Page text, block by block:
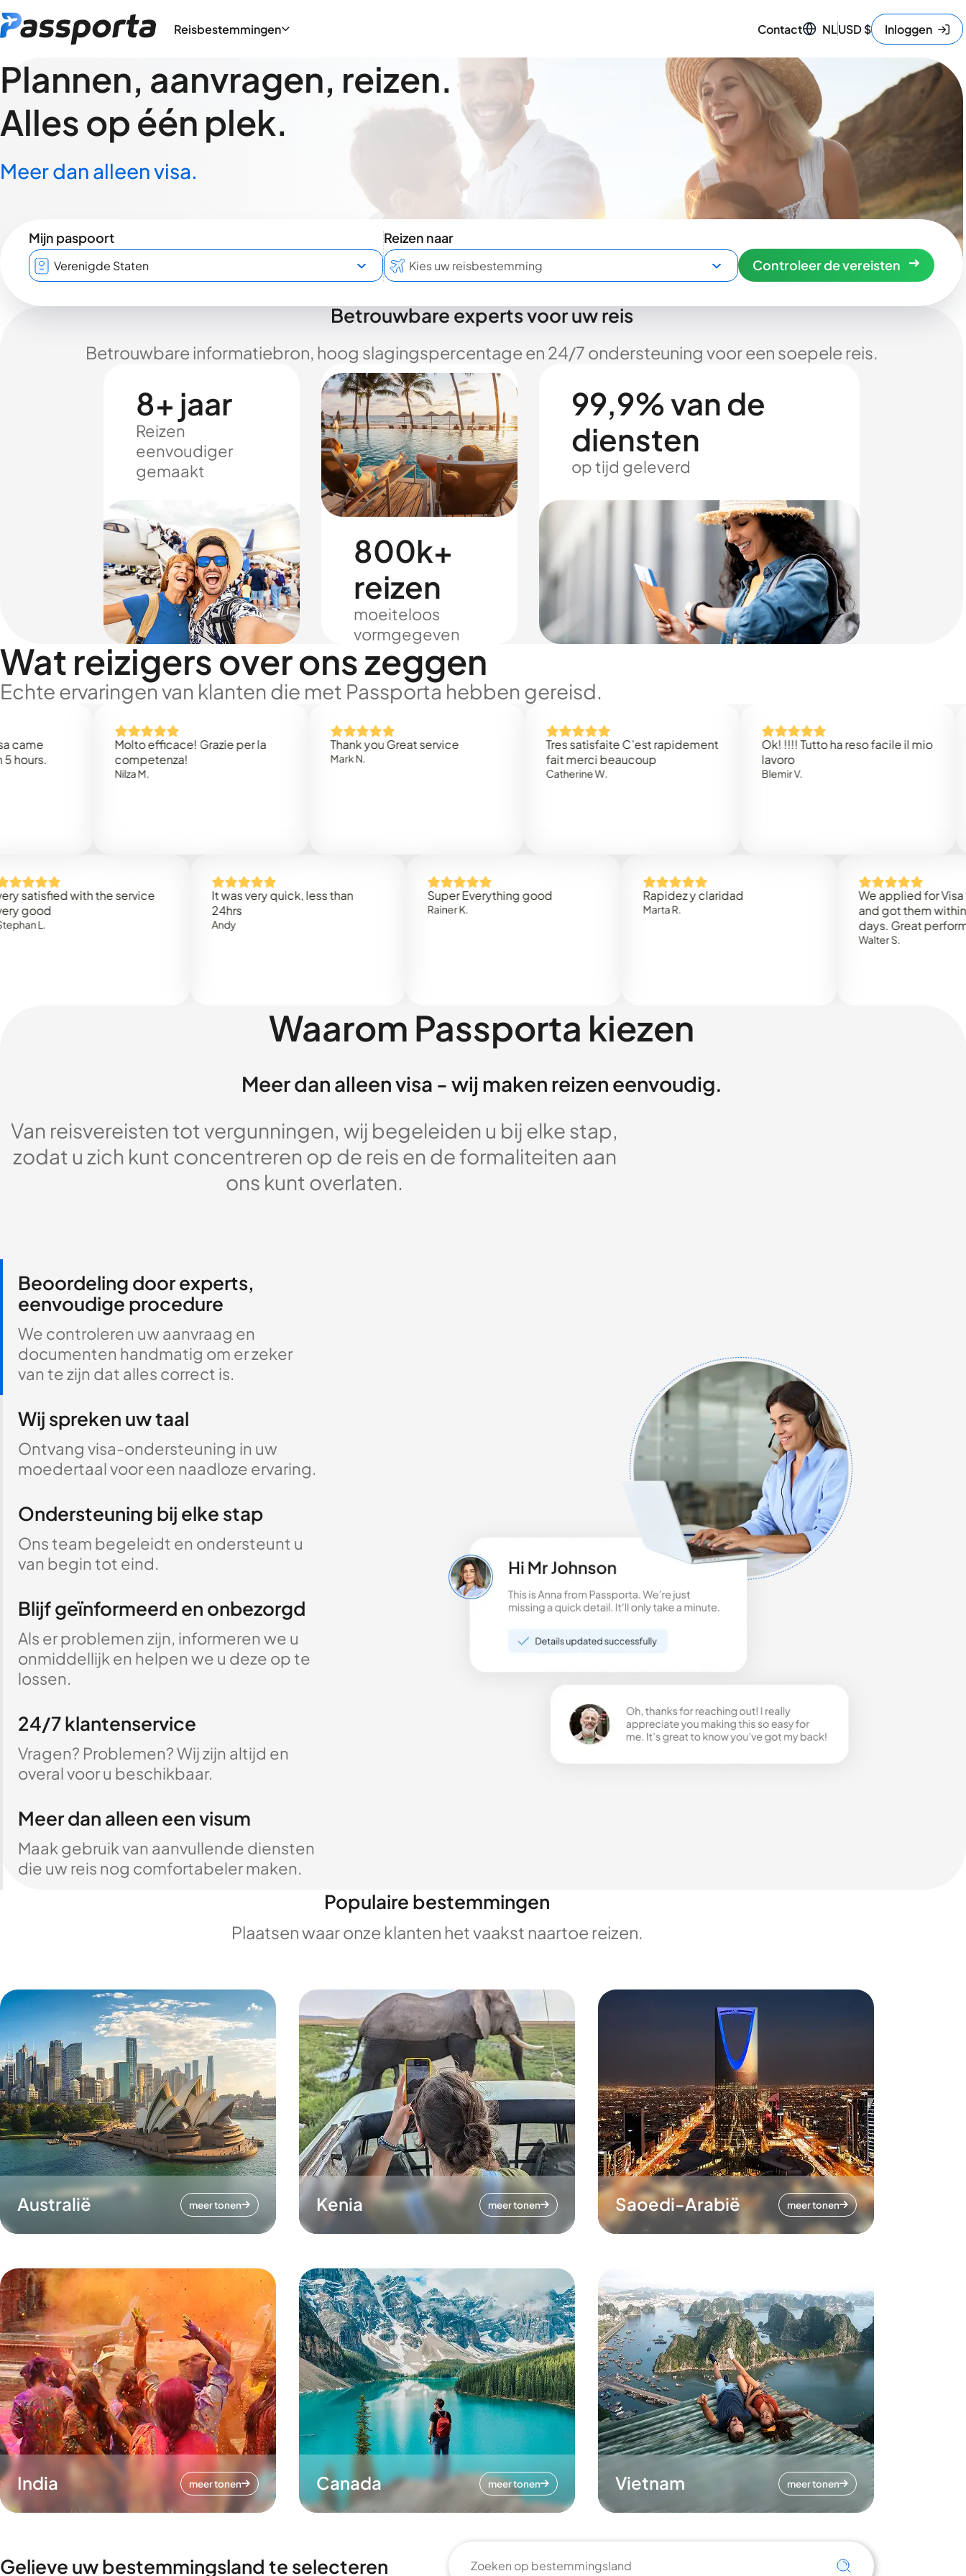
Reisbestemmingen Contact NLUSD$ Inloggen
Plannen, aanvragen, reizen.
Alles op één plek.
Meer dan alleen visa.
Mijn paspoort
Reizen naar
Controleer de vereisten
Betrouwbare experts voor uw reis
Betrouwbare informatiebron, hoog slagingspercentage en 24/7 ondersteuning voor een soepele reis.
8+ jaar
Reizen
eenvoudiger
gemaakt
800k+
reizen
moeiteloos
vormgegeven
99,9% van de
diensten
op tijd geleverd
Wat reizigers over ons zeggen
Echte ervaringen van klanten die met Passporta hebben gereisd.
Molto efficace! Grazie per la
competenza!
Thank you Great service
Tres satisfaite C’est rapidement
fait merci beaucoup
Catherine W.
Ok! !!!! Tutto ha reso facile il mio
with the service
It was very quick, less than
Super Everything good Rapidez y claridad
We applied for Visa to
and got them within 3
days. Great performance!
Waarom Passporta kiezen
Meer dan alleen visa - wij maken reizen eenvoudig.
Van reisvereisten tot vergunningen, wij begeleiden u bij elke stap,
zodat u zich kunt concentreren op de reis en de formaliteiten aan
ons kunt overlaten.
Beoordeling door experts,
eenvoudige procedure
We controleren uw aanvraag en
documenten handmatig om er zeker
van te zijn dat alles correct is.
Wij spreken uw taal
Ontvang visa-ondersteuning in uw
moedertaal voor een naadloze ervaring.
Ondersteuning bij elke stap
Ons team begeleidt en ondersteunt u
van begin tot eind.
Blijf geïnformeerd en onbezorgd
Als er problemen zijn, informeren we u
onmiddellijk en helpen we u deze op te
lossen.
24/7 klantenservice
Vragen? Problemen? Wij zijn altijd en
overal voor u beschikbaar.
Meer dan alleen een visum
Maak gebruik van aanvullende diensten
die uw reis nog comfortabeler maken.
Populaire bestemmingen
Plaatsen waar onze klanten het vaakst naartoe reizen.
Australië meer tonen Kenia meer tonen Saoedi-Arabië meer tonen
India meer tonen Canada meer tonen Vietnam meer tonen
Gelieve uw bestemmingsland te selecteren